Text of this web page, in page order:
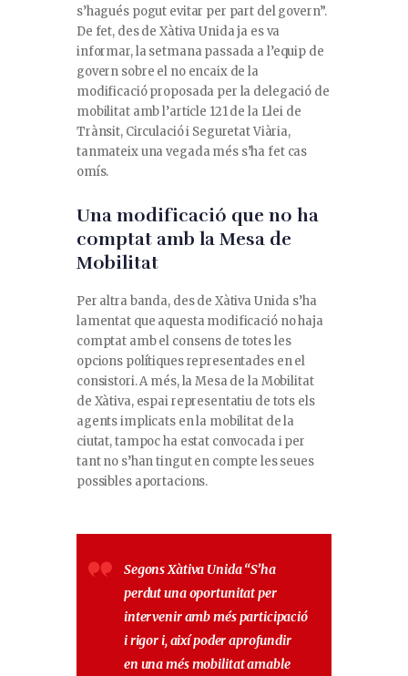
s’hagués pogut evitar per part del govern”.
De fet, des de Xàtiva Unida ja es va
informar, la setmana passada a l’equip de
govern sobre el no encaix de la
modificació proposada per la delegació de
mobilitat amb l’article 121 de la Llei de
Trànsit, Circulació i Seguretat Viària,
tanmateix una vegada més s’ha fet cas
omís.
Una modificació que no ha
comptat amb la Mesa de
Mobilitat
Per altra banda, des de Xàtiva Unida s’ha
lamentat que aquesta modificació no haja
comptat amb el consens de totes les
opcions polítiques representades en el
consistori. A més, la Mesa de la Mobilitat
de Xàtiva, espai representatiu de tots els
agents implicats en la mobilitat de la
ciutat, tampoc ha estat convocada i per
tant no s’han tingut en compte les seues
possibles aportacions.
Segons Xàtiva Unida“S’ha
perdut una oportunitat per
intervenir amb més participació
i rigor i, així poder aprofundir
en una més mobilitat amable